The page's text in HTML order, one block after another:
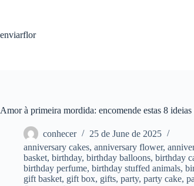
i
e
enviarflor
Amor à primeira mordida: encomende estas 8
conhecer
25 de June de 2025
anniversary cakes, anniversary flower,
basket, birthday, birthday balloons, birthday
birthday perfume, birthday stuffed animals,
gift basket, gift box, gifts, party, party cake,